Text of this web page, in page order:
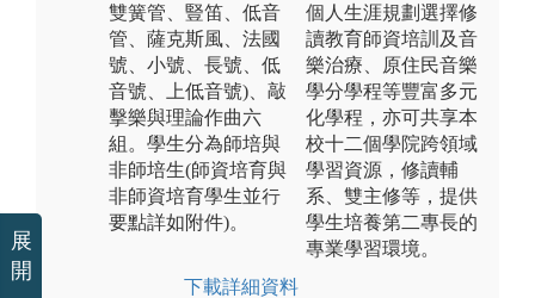
雙簧管、豎笛、低音
管、薩克斯風、法國
號、小號、長號、低
音號、上低音號)、敲
擊樂與理論作曲六
組。學生分為師培與
非師培生(師資培育與
非師資培育學生並行
要點詳如附件)。
下載詳細資料
個人生涯規劃選擇修
讀教育師資培訓及音
樂治療、原住民音樂
學分學程等豐富多元
化學程，亦可共享本
校十二個學院跨領域
學習資源，修讀輔
系、雙主修等，提供
學生培養第二專長的
專業學習環境。
展
開